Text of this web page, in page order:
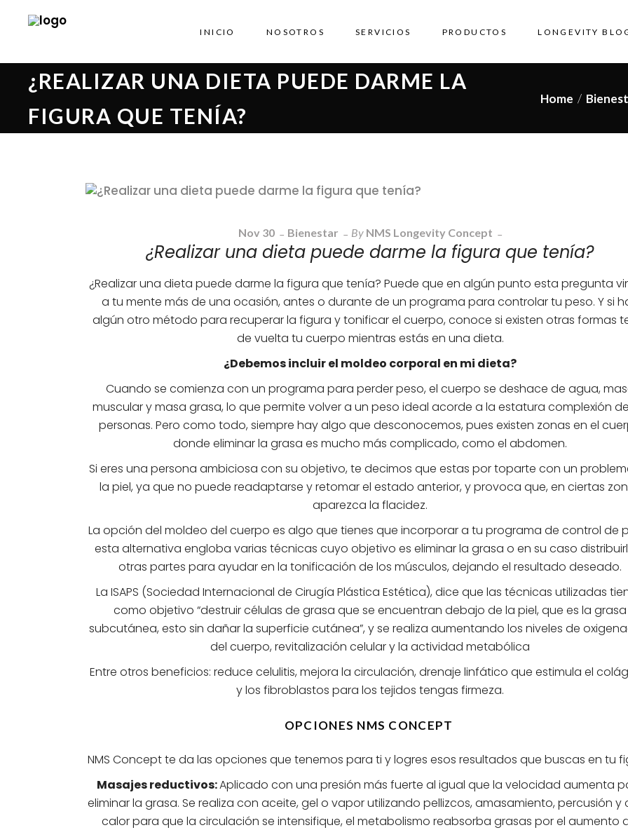
INICIO NOSOTROS SERVICIOS PRODUCTOS LONGEVITY
¿REALIZAR UNA DIETA PUEDE DARME LA
FIGURA QUE TENÍA?
Home /
Nov 30 Bienestar By NMS Longevity Concept
¿Realizar una dieta puede darme la figura que tenía?
¿Realizar una dieta puede darme la figura que tenía? Puede que en algún punto esta pregunta
a tu mente más de una ocasión, antes o durante de un programa para controlar tu peso. Y si
algún otro método para recuperar la figura y tonificar el cuerpo, conoce si existen otras formas
de vuelta tu cuerpo mientras estás en una dieta.
¿Debemos incluir el moldeo corporal en mi dieta?
Cuando se comienza con un programa para perder peso, el cuerpo se deshace de agua,
muscular y masa grasa, lo que permite volver a un peso ideal acorde a la estatura complexión
personas. Pero como todo, siempre hay algo que desconocemos, pues existen zonas en el
donde eliminar la grasa es mucho más complicado, como el abdomen.
Si eres una persona ambiciosa con su objetivo, te decimos que estas por toparte con un
la piel, ya que no puede readaptarse y retomar el estado anterior, y provoca que, en ciertas
aparezca la flacidez.
La opción del moldeo del cuerpo es algo que tienes que incorporar a tu programa de control de
esta alternativa engloba varias técnicas cuyo objetivo es eliminar la grasa o en su caso
otras partes para ayudar en la tonificación de los músculos, dejando el resultado deseado.
La ISAPS (Sociedad Internacional de Cirugía Plástica Estética), dice que las técnicas utilizadas
como objetivo “destruir células de grasa que se encuentran debajo de la piel, que es la grasa
subcutánea, esto sin dañar la superficie cutánea”, y se realiza aumentando los niveles de
del cuerpo, revitalización celular y la actividad metabólica
Entre otros beneficios: reduce celulitis, mejora la circulación, drenaje linfático que estimula el
y los fibroblastos para los tejidos tengas firmeza.
OPCIONES NMS CONCEPT
NMS Concept te da las opciones que tenemos para ti y logres esos resultados que buscas en tu
Masajes reductivos:Aplicado con una presión más fuerte al igual que la velocidad aumenta
eliminar la grasa. Se realiza con aceite, gel o vapor utilizando pellizcos, amasamiento, percusión y
calor para que la circulación se intensifique, el metabolismo reabsorba grasas por el aumento